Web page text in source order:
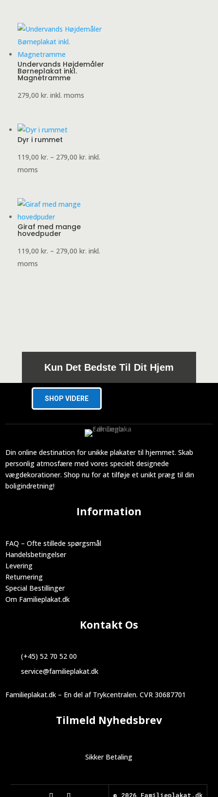
Undervands Højdemåler
Børneplakat inkl.
Magnetramme
279,00kr. inkl. moms
Dyr i rummet
119,00kr. – 279,00kr. Prisinterval:
inkl.
moms
Giraf med mange
hovedpuder
119,00kr. – 279,00kr. Prisinterval:
inkl.
moms
Kun Det Bedste Til Dit Hjem
SHOP VIDERE
Din online destination for unikke plakater til hjemmet. Skab
personlig atmosfære med vores specielt designede
vægdekorationer. Shop nu for at tilføje et unikt præg til din
boligindretning!
Information
FAQ – Ofte stillede spørgsmål
Handelsbetingelser
Levering
Returnering
Special Bestillinger
Om Familieplakat.dk
Kontakt Os
(+45) 52 70 52 00
service@familieplakat.dk
Familieplakat.dk – En del af Trykcentralen. CVR 30687701
Tilmeld Nyhedsbrev
Sikker Betaling
© 2026 Familieplakat.dk